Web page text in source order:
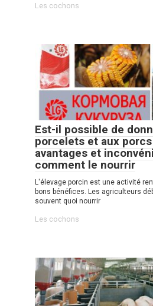
Les cochons
Est-il possible de
porcelets et aux
avantages et
comment le nourrir
L'élevage porcin est une activité
bons bénéfices. Les agriculteurs
souvent quoi nourrir
Les cochons